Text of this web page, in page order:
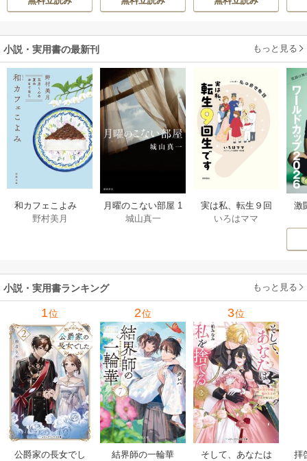
真実の恋を探しま
生活を満喫する
小説・実用書の最新刊 もっと見る
和カフェこよみ
五月くんの夏のお
野村美月
月曜のこない部屋 1
巻
城山真一
実は私、転生９回
生です マンガ
いろはママ
激
小説・実用書ランキング もっと見る
1位
公爵家の長女でし
2位
結界師の一輪華
3位
そして、あなたは
拝